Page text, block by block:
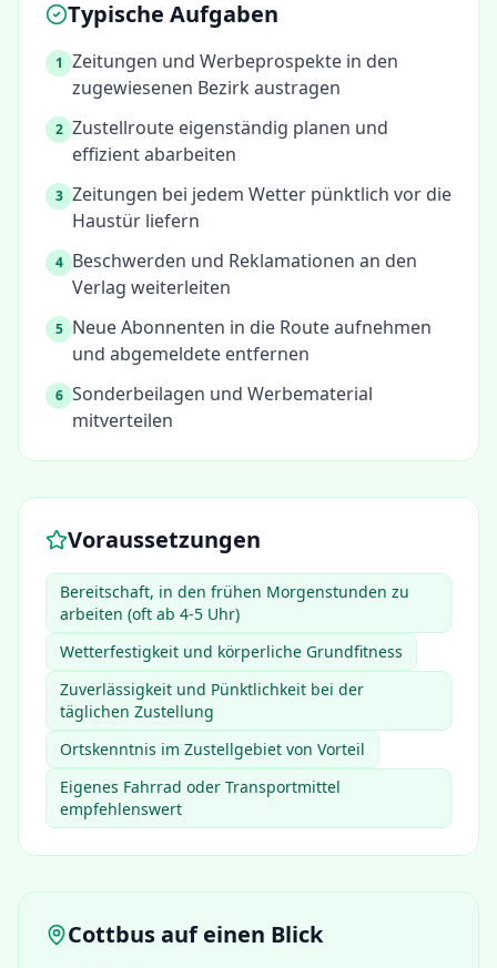
Typische Aufgaben
1 Zeitungen und Werbeprospekte in den
zugewiesenen Bezirk austragen
2 Zustellroute eigenständig planen und
effizient abarbeiten
3 Zeitungen bei jedem Wetter pünktlich vor die
Haustür liefern
4 Beschwerden und Reklamationen an den
Verlag weiterleiten
5 Neue Abonnenten in die Route aufnehmen
und abgemeldete entfernen
6 Sonderbeilagen und Werbematerial
mitverteilen
Voraussetzungen
Bereitschaft, in den frühen Morgenstunden zu
arbeiten (oft ab 4-5 Uhr)
Wetterfestigkeit und körperliche Grundfitness
Zuverlässigkeit und Pünktlichkeit bei der
täglichen Zustellung
Ortskenntnis im Zustellgebiet von Vorteil
Eigenes Fahrrad oder Transportmittel
empfehlenswert
Cottbusauf einen Blick